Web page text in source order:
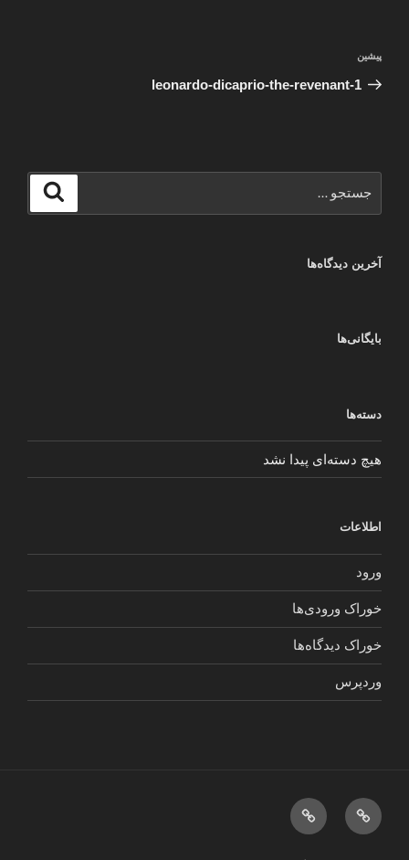
نوشته
قبلی
پیشین
leonardo-dicaprio-the-revenant-1
برای
جستجو
آخرین دیدگاه‌ها
بایگانی‌ها
دسته‌ها
هیچ دسته‌ای پیدا نشد
اطلاعات
ورود
خوراک ورودی‌ها
خوراک دیدگاه‌ها
وردپرس
{:en}About{:}
{:fa}
صفحه
اصلی